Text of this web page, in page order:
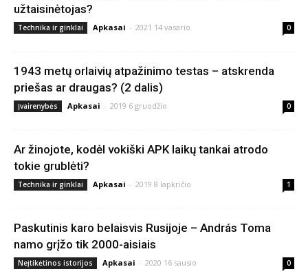
užtaisinėtojas?
Technika ir ginklai Apkasai - 2021 14 vasario 0
1943 metų orlaivių atpažinimo testas – atskrenda
priešas ar draugas? (2 dalis)
Įvairenybės Apkasai - 2019 6 gruodžio 0
Ar žinojote, kodėl vokiški APK laikų tankai atrodo
tokie grublėti?
Technika ir ginklai Apkasai - 2019 8 lapkričio 1
Paskutinis karo belaisvis Rusijoje – András Toma
namo grįžo tik 2000-aisiais
Neįtikėtinos istorijos Apkasai - 2020 16 sausio 0